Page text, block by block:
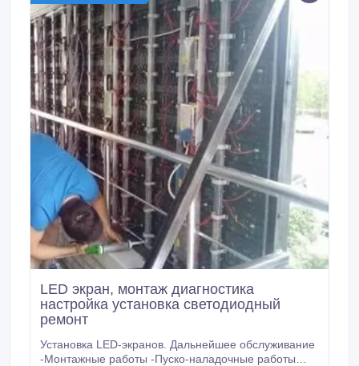
LED экран, монтаж диагностика
настройка установка светодиодный
ремонт
Установка LED-экранов. Дальнейшее обcлуживание
-Монтажные работы -Пуско-наладочные работы